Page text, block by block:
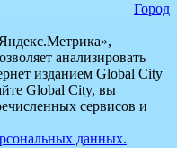
Город
анализировать
изданием Global City
Global City, вы
сервисов и
данных.